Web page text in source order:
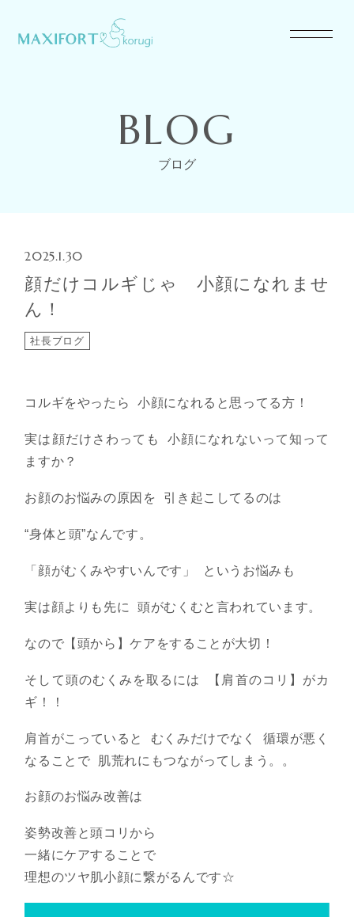
BLOG
ブログ
2025.1.30
顔だけコルギじゃ 小顔になれませ
ん！
社長ブログ
コルギをやったら 小顔になれると思ってる方！
実は顔だけさわっても 小顔になれないって知って
ますか？
お顔のお悩みの原因を 引き起こしてるのは
“身体と頭”なんです。
「顔がむくみやすいんです」 というお悩みも
実は顔よりも先に 頭がむくむと言われています。
なので【頭から】ケアをすることが大切！
そして頭のむくみを取るには 【肩首のコリ】がカ
ギ！！
肩首がこっていると むくみだけでなく 循環が悪く
なることで 肌荒れにもつながってしまう。。
お顔のお悩み改善は
姿勢改善と頭コリから
一緒にケアすることで
理想のツヤ肌小顔に繋がるんです☆